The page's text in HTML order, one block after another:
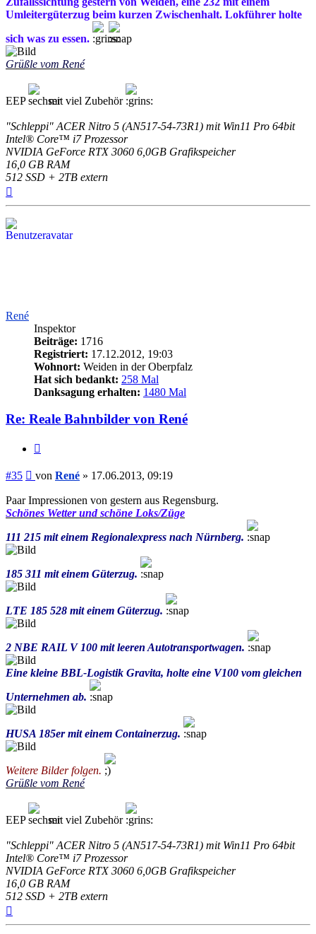
Umleitergüterzug beim kurzen Zwischenhalt. Lokführer holte
sich was zu essen.
Grüßle vom René
EEP mit viel Zubehör
"Schleppi" ACER Nitro 5 (AN517-54-73R1) mit Win11 Pro 64bit
Intel® Core™ i7 Prozessor
NVIDIA GeForce RTX 3060 6,0GB Grafikspeicher
16,0 GB RAM
512 SSD + 2TB extern
René
Inspektor
Beiträge: 1716
Registriert: 17.12.2012, 19:03
Wohnort: Weiden in der Oberpfalz
Hat sich bedankt: 258 Mal
Danksagung erhalten: 1480 Mal
Re: Reale Bahnbilder von René
#35 Beitrag
von René » 17.06.2013, 09:19
Paar Impressionen von gestern aus Regensburg.
Schönes Wetter und schöne Loks/Züge
111 215 mit einem Regionalexpress nach Nürnberg.
185 311 mit einem Güterzug.
LTE 185 528 mit einem Güterzug.
2 NBE RAIL V 100 mit leeren Autotransportwagen.
Eine kleine BBL-Logistik Gravita, holte eine V100 vom gleichen
Unternehmen ab.
HUSA 185er mit einem Containerzug.
Weitere Bilder folgen.
Grüßle vom René
EEP mit viel Zubehör
"Schleppi" ACER Nitro 5 (AN517-54-73R1) mit Win11 Pro 64bit
Intel® Core™ i7 Prozessor
NVIDIA GeForce RTX 3060 6,0GB Grafikspeicher
16,0 GB RAM
512 SSD + 2TB extern